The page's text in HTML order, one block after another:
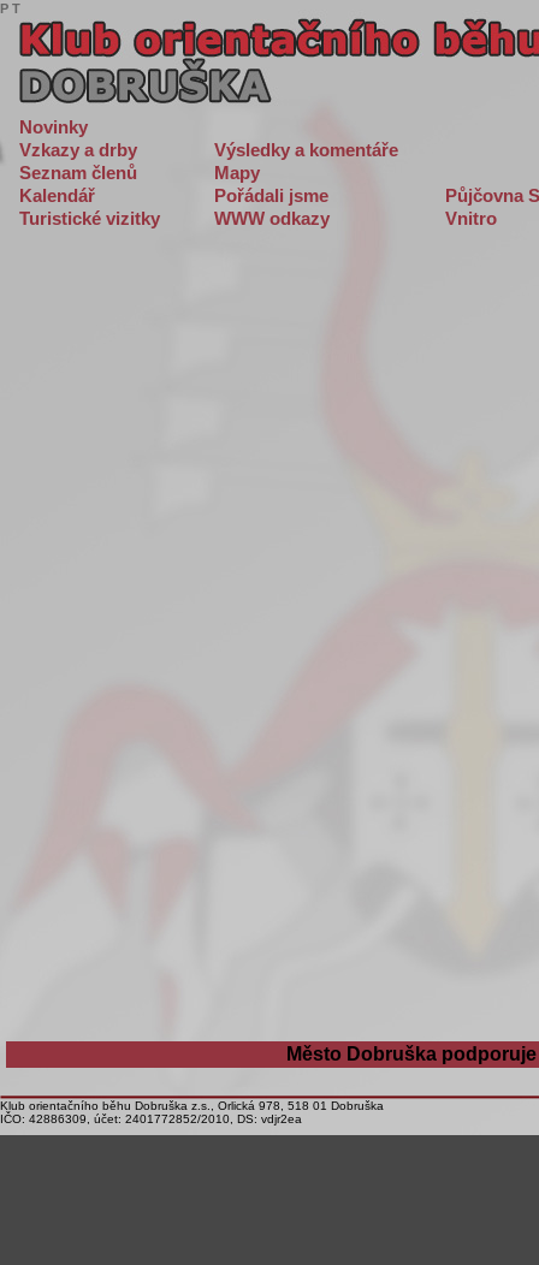
Novinky
Vzkazy a drby
Výsledky a komentáře
Seznam členů
Mapy
Kalendář
Pořádali jsme
Půjčovna
Turistické vizitky
WWW odkazy Vnitro
Město Dobruška
Klub orientačního běhu Dobruška z.s., Orlická 978, 518 01 Dobruška
IČO: 42886309, účet: 2401772852/2010, DS: vdjr2ea
P T